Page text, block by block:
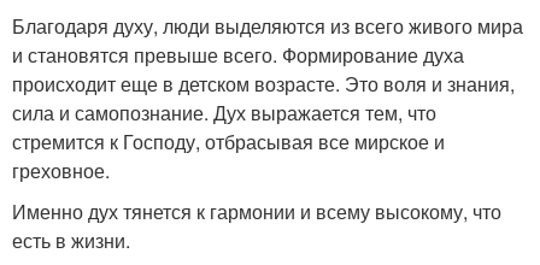
Благодаря духу, люди выделяются из всего живого мира
и становятся превыше всего. Формирование духа
происходит еще в детском возрасте. Это воля и знания,
сила и самопознание. Дух выражается тем, что
стремится к Господу, отбрасывая все мирское и
греховное.
Именно дух тянется к гармонии и всему высокому, что
есть в жизни.